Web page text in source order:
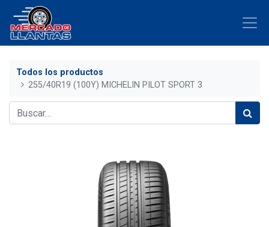
Todos los productos
255/40R19 (100Y) MICHELIN PILOT SPORT 3